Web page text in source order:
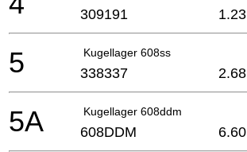
309191 1.23
Kugellager 608ss
5 338337 2.68
Kugellager 608ddm
5A 608DDM 6.60